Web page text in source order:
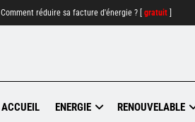
Comment réduire sa facture d'énergie ? [ gratuit
ACCUEIL ENERGIE RENOUVELABLE